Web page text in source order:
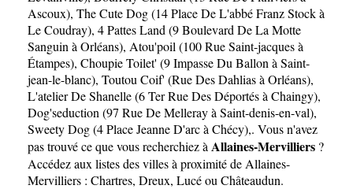
Ascoux), The Cute Dog (14 Place De L'abbé Franz Stock à
Le Coudray), 4 Pattes Land (9 Boulevard De La Motte
Sanguin à Orléans), Atou'poil (100 Rue Saint-jacques à
Étampes), Choupie Toilet' (9 Impasse Du Ballon à Saint-
jean-le-blanc), Toutou Coif' (Rue Des Dahlias à Orléans),
L'atelier De Shanelle (6 Ter Rue Des Déportés à Chaingy),
Dog'seduction (97 Rue De Melleray à Saint-denis-en-val),
Sweety Dog (4 Place Jeanne D'arc à Chécy),. Vous n'avez
pas trouvé ce que vous recherchiez à Allaines-Mervilliers ?
Accédez aux listes des villes à proximité de Allaines-
Mervilliers : Chartres, Dreux, Lucéou Châteaudun.